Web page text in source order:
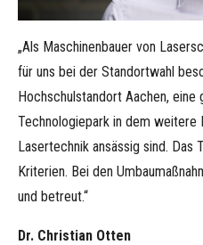
„Als Maschinenbauer von
für uns bei der Standortwahl
Hochschulstandort Aachen,
Technologiepark in dem weitere
Lasertechnik ansässig sind. Das
Kriterien. Bei den
und betreut.“
Dr. Christian Otten